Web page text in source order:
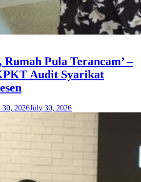
Rumah Pula Terancam’ –
Audit Syarikat
30, 2026July 30, 2026